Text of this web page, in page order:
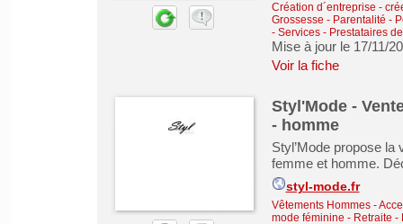
Création d´entreprise -
Grossesse - Parentalité -
- Services - Prestataires
Mise à jour le 17/11/
Voir la fiche
Styl'Mode -
- homme
Styl’Mode propose la
femme et homme.
styl-mode.fr
Vêtements Hommes -
mode féminine - Retraite -